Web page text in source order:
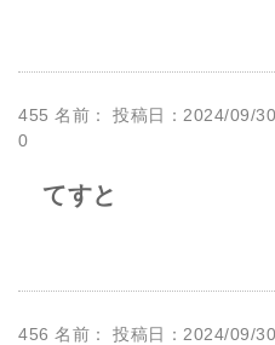
455 名前：
投稿日：2024/09/
0
てすと
456 名前：
投稿日：2024/09/